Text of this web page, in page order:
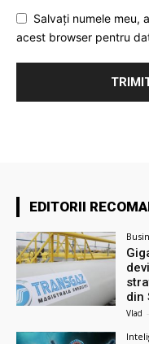
Salvați numele meu,
acest browser pentru
EDITORII
din
Vlad -